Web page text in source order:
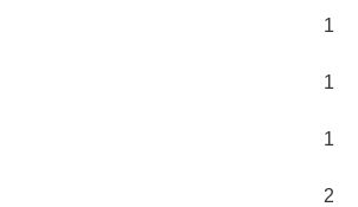
1
1
1
2